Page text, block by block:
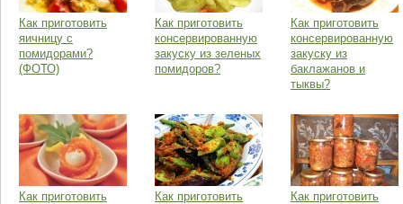
Как приготовить
яичницу с
помидорами?
(ФОТО)
Как приготовить
консервированную
закуску из зеленых
помидоров?
Как приготовить
консервированную
закуску из
баклажанов и
тыквы?
Как приготовить
Как приготовить
Как приготовить